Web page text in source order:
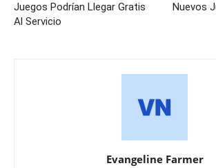
Juegos Podrían Llegar Gratis
Al Servicio
Nuevos
Evangeline Farmer